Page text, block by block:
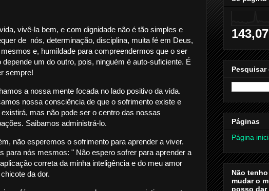
vivê-la bem, e com dignidade não é tão simples e
de nós, determinação, disciplina, muita fé em Deus,
e, humildade para compreendermos que o ser
depende um do outro, pois, ninguém é auto-suficiente. É
sempre!
a nossa mente focada no lado positivo da vida.
nossa consciência de que o sofrimento existe e
mas não pode ser o centro das nossas
Saibamos administrá-lo.
não esperemos o sofrimento para aprender a viver.
para nós mesmos: " Não espero sofrer para aprender a
correta da minha inteligência e do meu amor
da dor.
Pesquisar
Páginas
Página
Não
mudar o
posso dar